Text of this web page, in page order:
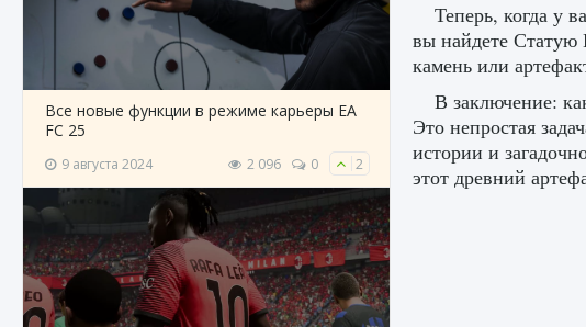
Все новые функции в режиме карьеры EA
FC 25
9 августа 2024 2 096 0 2
Теперь, когда у
вы найдете Статую
камень или
В заключение:
Это непростая
истории и
этот древний